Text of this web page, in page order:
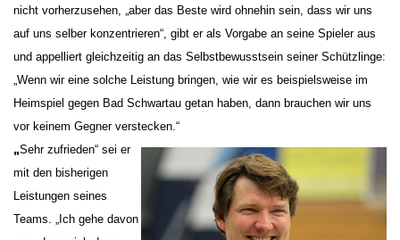
nicht vorherzusehen, „aber das Beste wird ohnehin sein, dass wir uns
auf uns selber konzentrieren“, gibt er als Vorgabe an seine Spieler aus
und appelliert gleichzeitig an das Selbstbewusstsein seiner Schützlinge:
„Wenn wir eine solche Leistung bringen, wie wir es beispielsweise im
Heimspiel gegen Bad Schwartau getan haben, dann brauchen wir uns
vor keinem Gegner verstecken.“
„Sehr zufrieden“ sei er
mit den bisherigen
Leistungen seines
Teams. „Ich gehe davon